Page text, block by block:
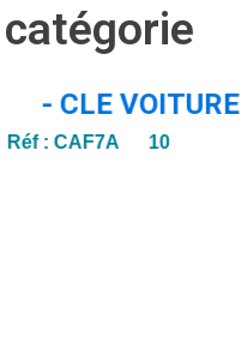
- CLE VOITURE
Réf :CAF7A 10